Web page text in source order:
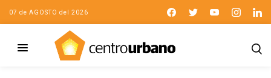
07 de AGOSTO del 2026